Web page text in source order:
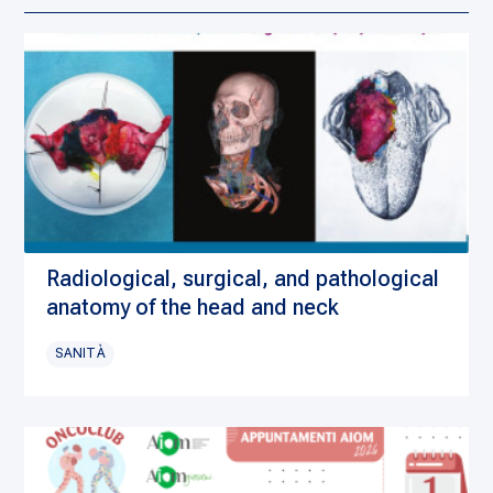
Radiological, surgical, and pathological
anatomy of the head and neck
SANITÀ